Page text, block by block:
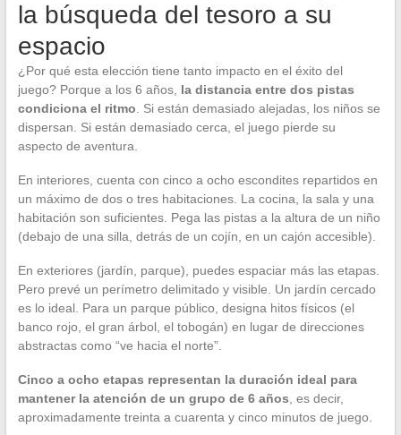
la búsqueda del tesoro a su
espacio
¿Por qué esta elección tiene tanto impacto en el éxito del
juego? Porque a los 6 años, la distancia entre dos pistas
condiciona el ritmo. Si están demasiado alejadas, los niños se
dispersan. Si están demasiado cerca, el juego pierde su
aspecto de aventura.
En interiores, cuenta con cinco a ocho escondites repartidos en
un máximo de dos o tres habitaciones. La cocina, la sala y una
habitación son suficientes. Pega las pistas a la altura de un niño
(debajo de una silla, detrás de un cojín, en un cajón accesible).
En exteriores (jardín, parque), puedes espaciar más las etapas.
Pero prevé un perímetro delimitado y visible. Un jardín cercado
es lo ideal. Para un parque público, designa hitos físicos (el
banco rojo, el gran árbol, el tobogán) en lugar de direcciones
abstractas como “ve hacia el norte”.
Cinco a ocho etapas representan la duración ideal para
mantener la atención de un grupo de 6 años, es decir,
aproximadamente treinta a cuarenta y cinco minutos de juego.